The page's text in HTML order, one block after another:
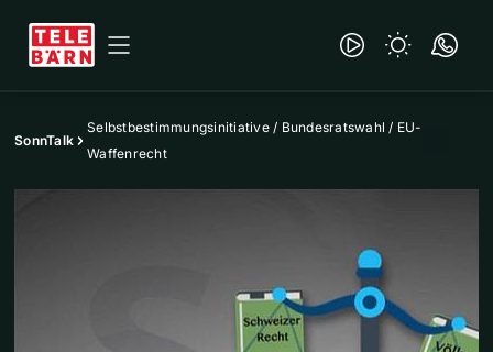
SonnTalk
Selbstbestimmungsinitiative / Bundesratswahl / EU-
Waffenrecht